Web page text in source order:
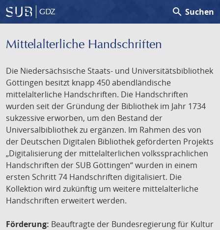
GDZ search Suchen
Mittelalterliche Handschriften
Die Niedersächsische Staats- und Universitätsbibliothek
Göttingen besitzt knapp 450 abendländische
mittelalterliche Handschriften. Die Handschriften
wurden seit der Gründung der Bibliothek im Jahr 1734
sukzessive erworben, um den Bestand der
Universalbibliothek zu ergänzen. Im Rahmen des von
der Deutschen Digitalen Bibliothek geförderten Projekts
„Digitalisierung der mittelalterlichen volkssprachlichen
Handschriften der SUB Göttingen“ wurden in einem
ersten Schritt 74 Handschriften digitalisiert. Die
Kollektion wird zukünftig um weitere mittelalterliche
Handschriften erweitert werden.
Förderung: Beauftragte der Bundesregierung für Kultur